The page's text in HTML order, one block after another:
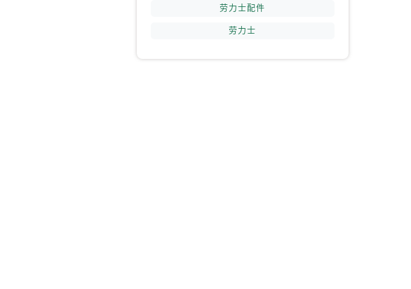
劳力士配件
劳力士